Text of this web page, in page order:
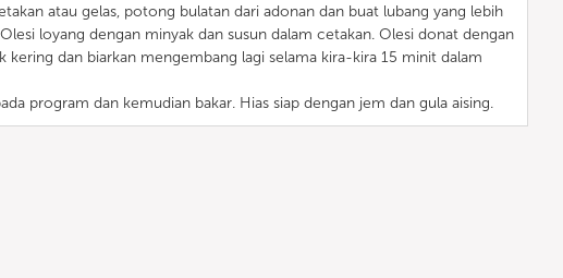
atau gelas, potong bulatan dari adonan dan buat lubang yang lebih
loyang dengan minyak dan susun dalam cetakan. Olesi donat dengan
kering dan biarkan mengembang lagi selama kira-kira 15 minit dalam
program dan kemudian bakar. Hias siap dengan jem dan gula aising.